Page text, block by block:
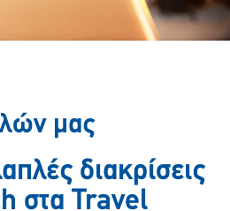
μας
διακρίσεις
στα Travel